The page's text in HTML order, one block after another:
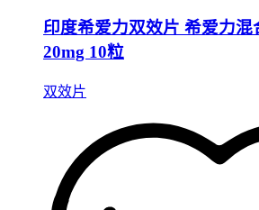
印度希爱力双效片 希爱力混
20mg 10粒
双效片